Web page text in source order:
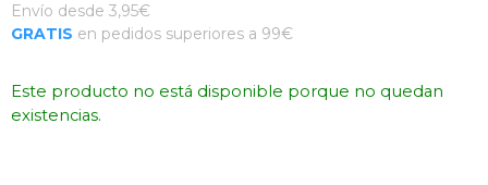
Envío desde 3,95€
GRATIS en pedidos superiores a 99€
Este producto no está disponible porque no quedan
existencias.